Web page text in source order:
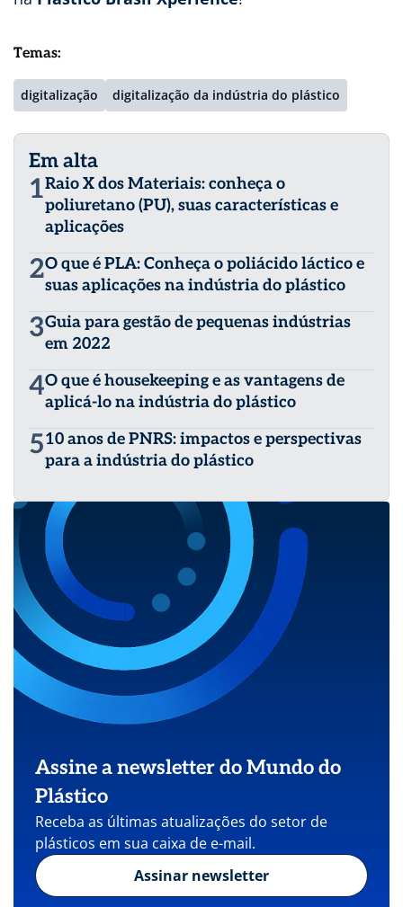
Temas:
digitalização digitalização da indústria do plástico
Em alta
1Raio X dos Materiais: conheça o
poliuretano (PU), suas características e
aplicações
2O que é PLA: Conheça o poliácido láctico e
suas aplicações na indústria do plástico
3Guia para gestão de pequenas indústrias
em 2022
4O que é housekeeping e as vantagens de
aplicá-lo na indústria do plástico
510 anos de PNRS: impactos e perspectivas
para a indústria do plástico
Assine a newsletter do Mundo do
Plástico
Receba as últimas atualizações do setor de
plásticos em sua caixa de e-mail.
Assinar newsletter